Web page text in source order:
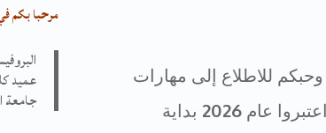
مرحبا بكم
عميد
جامعة
للاطلاع إلى مهارات
عام2026 بداية